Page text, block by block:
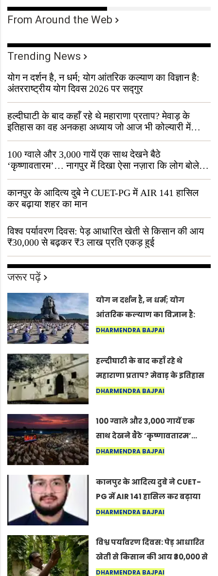
From Around the Web
Trending News
योग न दर्शन है, न धर्म; योग आंतरिक कल्याण का विज्ञान है:
अंतरराष्ट्रीय योग दिवस 2026 पर सद्गुर
हल्दीघाटी के बाद कहाँ रहे थे महाराणा प्रताप? मेवाड़ के
इतिहास का वह अनकहा अध्याय जो आज भी कोल्यारी में
जीवित है
100 ग्वाले और 3,000 गायें एक साथ देखने बैठे
‘कृष्णावतारम’… नागपुर में दिखा ऐसा नज़ारा कि लोग बोले,
“ऐसा तो सिर्फ़ कृष्ण ही कर सकते हैं”
कानपुर के आदित्य दुबे ने CUET-PG में AIR 141 हासिल
कर बढ़ाया शहर का मान
विश्व पर्यावरण दिवस: पेड़ आधारित खेती से किसान की आय
₹30,000 से बढ़कर ₹3 लाख प्रति एकड़ हुई
जरूर पढ़ें
योग न दर्शन है, न धर्म; योग
आंतरिक कल्याण का विज्ञान है:
अंतरराष्ट्रीय योग दिवस 2026 पर
DHARMENDRA BAJPAI
हल्दीघाटी के बाद कहाँ रहे थे
महाराणा प्रताप? मेवाड़ के इतिहास
का वह अनकहा अध्याय जो आज भी
DHARMENDRA BAJPAI
100 ग्वाले और 3,000 गायें एक
साथ देखने बैठे ‘कृष्णावतारम’…
नागपुर में दिखा ऐसा नज़ारा कि
कर सकते हैं”
DHARMENDRA BAJPAI
कानपुर के आदित्य दुबे ने CUET-
PG में AIR 141 हासिल कर बढ़ाया
शहर का मान
DHARMENDRA BAJPAI
विश्व पर्यावरण दिवस: पेड़ आधारित
खेती से किसान की आय ₹30,000 से
बढ़कर ₹3 लाख प्रति एकड़ हुई
DHARMENDRA BAJPAI